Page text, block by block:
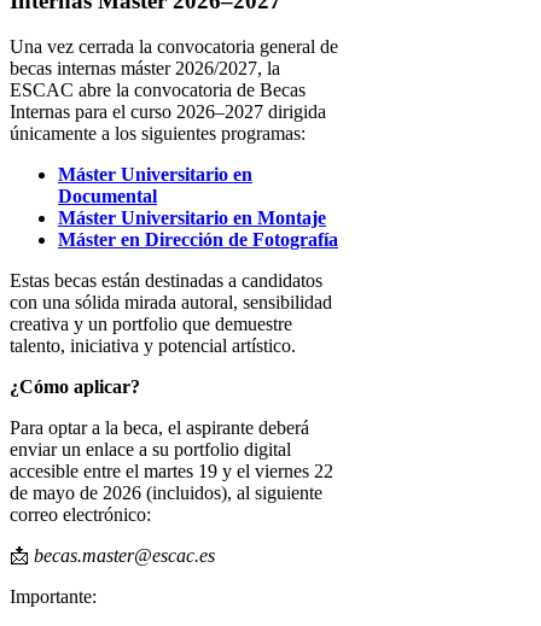
Una vez cerrada la convocatoria general de
becas internas máster 2026/2027, la
ESCAC abre la convocatoria de Becas
Internas para el curso 2026–2027 dirigida
únicamente a los siguientes programas:
Máster Universitario en
Documental
Máster Universitario en Montaje
Máster en Dirección de Fotografía
Estas becas están destinadas a candidatos
con una sólida mirada autoral, sensibilidad
creativa y un portfolio que demuestre
talento, iniciativa y potencial artístico.
¿Cómo aplicar?
Para optar a la beca, el aspirante deberá
enviar un enlace a su portfolio digital
accesible entre el martes 19 y el viernes 22
de mayo de 2026 (incluidos), al siguiente
correo electrónico:
📩 becas.master@escac.es
Importante: